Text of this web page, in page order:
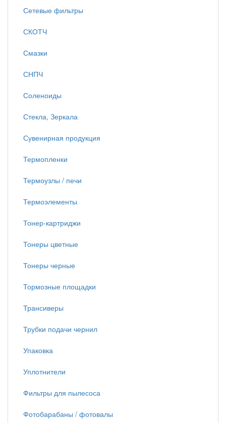
Сетевые фильтры
СКОТЧ
Смазки
СНПЧ
Соленоиды
Стекла, Зеркала
Сувенирная продукция
Термопленки
Термоузлы / печи
Термоэлементы
Тонер-картриджи
Тонеры цветные
Тонеры черные
Тормозные площадки
Трансиверы
Трубки подачи чернил
Упаковка
Уплотнители
Фильтры для пылесоса
Фотобарабаны / фотовалы